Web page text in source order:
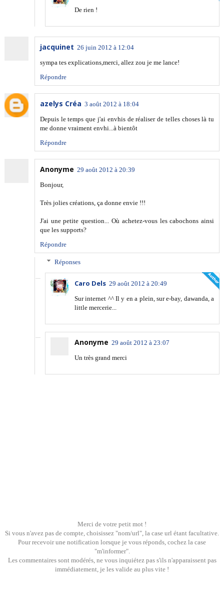
De rien !
jacquinet 26 juin 2012 à 12:04
sympa tes explications,merci, allez zou je me lance!
Répondre
azelys Créa 3 août 2012 à 18:04
Depuis le temps que j'ai envhis de réaliser de telles choses là tu
me donne vraiment envhi...à bientôt
Répondre
Anonyme 29 août 2012 à 20:39
Bonjour,
Très jolies créations, ça donne envie !!!
J'ai une petite question... Où achetez-vous les cabochons ainsi
que les supports?
Répondre
Réponses
Caro Dels 29 août 2012 à 20:49
Sur internet ^^ Il y en a plein, sur e-bay, dawanda, a
little mercerie...
Anonyme 29 août 2012 à 23:07
Un très grand merci
Merci de votre petit mot !
Si vous n'avez pas de compte, choisissez "nom/url", la case url étant facultative.
Pour recevoir une notification lorsque je vous réponds, cochez la case
"m'informer".
Les commentaires sont modérés, ne vous inquiétez pas s'ils n'apparaissent pas
immédiatement, je les valide au plus vite !